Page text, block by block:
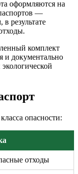
оформляются на
—
результате
комплект
и документально
опасности:
отходы